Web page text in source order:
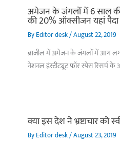
अमेजन के जंगलों में 6 साल
की 20% ऑक्सीजन यहां पैदा
ByEditor desk/August 22, 2019
ब्राजील में अमेजन के जंगलों में आग लगने
नेशनल इंस्टीट्यूट फॉर स्पेस रिसर्च
क्या इस देश ने भ्रष्टाचार को
ByEditor desk/August 23, 2019